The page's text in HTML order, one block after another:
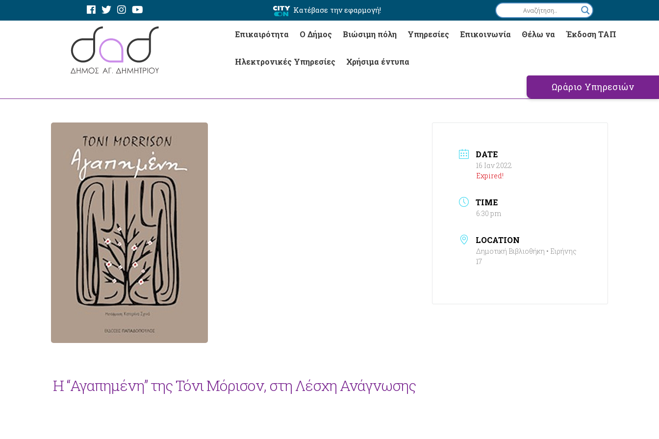
Κατέβασε την εφαρμογή!
Επικαιρότητα Ο Δήμος Βιώσιμη πόλη Υπηρεσίες Επικοινωνία Θέλω να Έκδοση ΤΑΠ
Ηλεκτρονικές Υπηρεσίες Χρήσιμα έντυπα
Ωράριο Υπηρεσιών
Η “Αγαπημένη” της Τόνι Μόρισον, στη Λέσχη Ανάγνωσης
DATE
16 Ιαν 2022
Expired!
TIME
6:30 pm
LOCATION
Δημοτική Βιβλιοθήκη • Ειρήνης
17